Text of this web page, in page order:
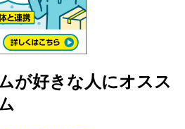
が好きな人にオスス